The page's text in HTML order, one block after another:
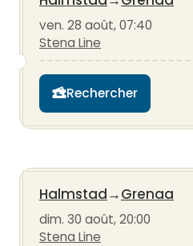
ven. 28 août, 07:40
Stena Line
Rechercher
Halmstad→Grenaa
dim. 30 août, 20:00
Stena Line